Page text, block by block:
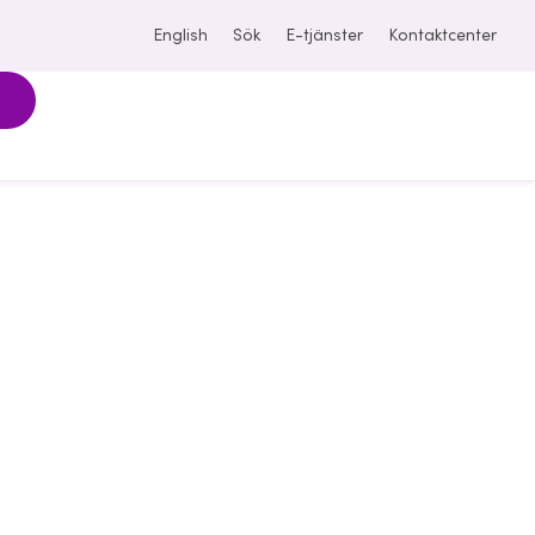
English Sök E-tjänster Kontaktcenter